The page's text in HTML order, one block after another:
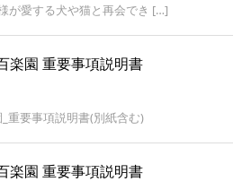
が愛する犬や猫と再会でき […]
楽園 重要事項説明書
重要事項説明書(別紙含む)
楽園 重要事項説明書